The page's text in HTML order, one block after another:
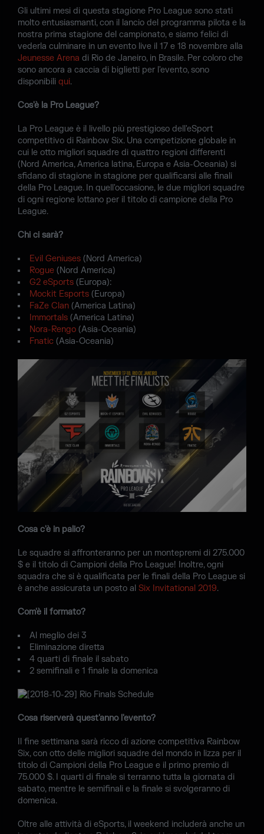
Gli ultimi mesi di questa stagione Pro League sono stati
molto entusiasmanti, con il lancio del programma pilota e la
nostra prima stagione del campionato, e siamo felici di
vederla culminare in un evento live il 17 e 18 novembre alla
Jeunesse Arena di Rio de Janeiro, in Brasile. Per coloro che
sono ancora a caccia di biglietti per l'evento, sono
disponibili qui.
Cos'è la Pro League?
La Pro League è il livello più prestigioso dell'eSport
competitivo di Rainbow Six. Una competizione globale in
cui le otto migliori squadre di quattro regioni differenti
(Nord America, America latina, Europa e Asia-Oceania) si
sfidano di stagione in stagione per qualificarsi alle finali
della Pro League. In quell'occasione, le due migliori squadre
di ogni regione lottano per il titolo di campione della Pro
League.
Chi ci sarà?
Evil Geniuses (Nord America)
Rogue (Nord America)
G2 eSports (Europa):
Mockit Esports (Europa)
FaZe Clan (America Latina)
Immortals (America Latina)
Nora-Rengo (Asia-Oceania)
Fnatic (Asia-Oceania)
Cosa c'è in palio?
Le squadre si affronteranno per un montepremi di 275.000
$ e il titolo di Campioni della Pro League! Inoltre, ogni
squadra che si è qualificata per le finali della Pro League si
è anche assicurata un posto al Six Invitational 2019.
Com'è il formato?
Al meglio dei 3
Eliminazione diretta
4 quarti di finale il sabato
2 semifinali e 1 finale la domenica
Cosa riserverà quest'anno l'evento?
Il fine settimana sarà ricco di azione competitiva Rainbow
Six, con otto delle migliori squadre del mondo in lizza per il
titolo di Campioni della Pro League e il primo premio di
75.000 $. I quarti di finale si terranno tutta la giornata di
sabato, mentre le semifinali e la finale si svolgeranno di
domenica.
Oltre alle attività di eSports, il weekend includerà anche un